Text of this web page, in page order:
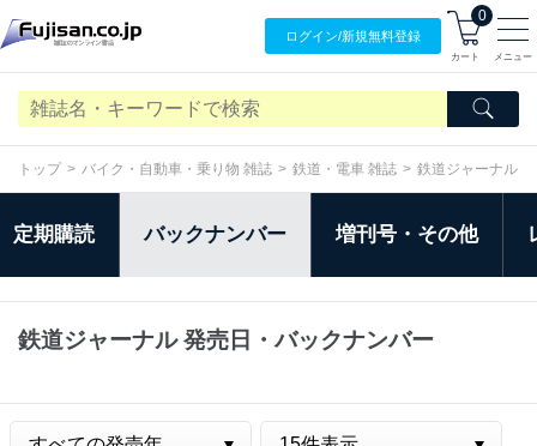
ログイン/新規無料登録
0
カート メニュー
トップ バイク・自動車・乗り物 雑誌 鉄道・電車 雑誌 鉄道ジャーナル
定期購読 バックナンバー 増刊号・その他
鉄道ジャーナル 発売日・バックナンバー